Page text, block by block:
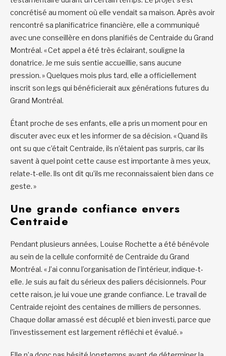
concrétisé au moment où elle vendait sa maison. Après avoir
rencontré sa planificatrice financière, elle a communiqué
avec une conseillère en dons planifiés de Centraide du Grand
Montréal. « Cet appel a été très éclairant, souligne la
donatrice. Je me suis sentie accueillie, sans aucune
pression. » Quelques mois plus tard, elle a officiellement
inscrit son legs qui bénéficierait aux générations futures du
Grand Montréal.
Étant proche de ses enfants, elle a pris un moment pour en
discuter avec eux et les informer de sa décision. « Quand ils
ont su que c’était Centraide, ils n’étaient pas surpris, car ils
savent à quel point cette cause est importante à mes yeux,
relate-t-elle. Ils ont dit qu’ils me reconnaissaient bien dans ce
geste. »
Une grande confiance envers
Centraide
Pendant plusieurs années, Louise Rochette a été bénévole
au sein de la cellule conformité de Centraide du Grand
Montréal. « J’ai connu l’organisation de l’intérieur, indique-t-
elle. Je suis au fait du sérieux des paliers décisionnels. Pour
cette raison, je lui voue une grande confiance. Le travail de
Centraide rejoint des centaines de milliers de personnes.
Chaque dollar amassé est décuplé et bien investi, parce que
l’investissement est largement réfléchi et évalué. »